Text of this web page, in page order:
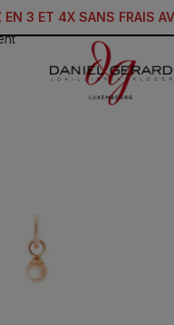
EN 3 ET 4X SANS FRAIS